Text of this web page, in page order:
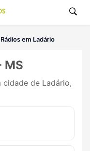
Rádios em Ladário
MS
cidade de Ladário,